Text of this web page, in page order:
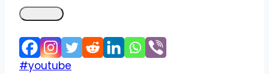
Post
#youtube